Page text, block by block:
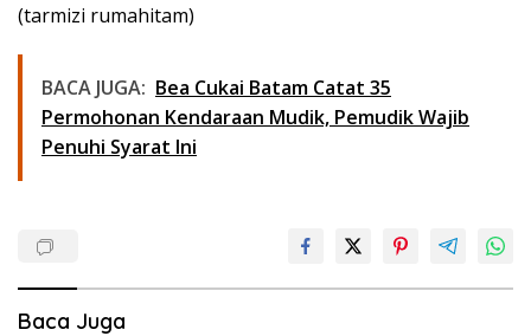
(tarmizi rumahitam)
BACA JUGA: Bea Cukai Batam Catat 35
Permohonan Kendaraan Mudik, Pemudik Wajib
Penuhi Syarat Ini
Baca Juga